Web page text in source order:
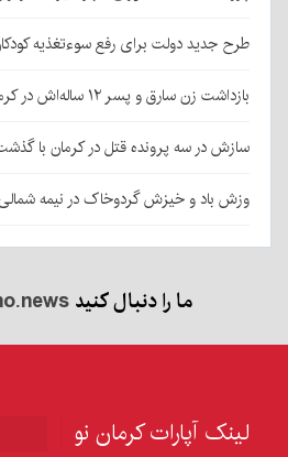
طرح جدید دولت برای رفع سوءتغذیه
بازداشت زن سارق و پسر ۱۲ ساله‌اش در کرمان
سازش در سه پرونده قتل در کرمان با
وزش باد و خیزش گردوخاک در نیمه
ما را دنبال کنید
لینک آپارات کرمان نو